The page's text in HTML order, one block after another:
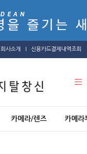
회사소개 신용카드결제내역조회
카메라/렌즈 카메라